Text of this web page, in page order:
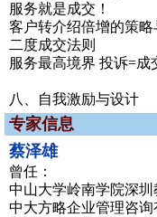
服务就是成交！
客户转介绍倍增的策略
二度成交法则
服务最高境界 投诉=成
八、自我激励与设计
专家信息
蔡泽雄
曾任：
中山大学岭南学院深
中大方略企业管理咨